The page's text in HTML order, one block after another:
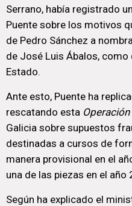
Serrano, había registrado
Puente sobre los motivos
de Pedro Sánchez a
de José Luis Ábalos,
Estado.
Ante esto, Puente ha
rescatando esta
Galicia sobre supuestos
destinadas a cursos de
manera provisional en el
una de las piezas en el año
Según ha explicado el